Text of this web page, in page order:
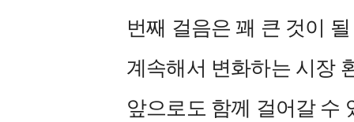
번째 걸음은 꽤 큰 것이
계속해서 변화하는 시장
앞으로도 함께 걸어갈 수